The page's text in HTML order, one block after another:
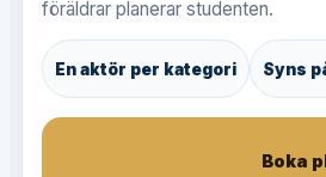
föräldrar planerar studenten.
En aktör per kategori Syns
Boka